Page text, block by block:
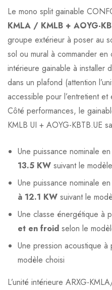
Le mono split gainable
KMLA / KMLB + AOYG-
groupe extérieur à poser au
sol ou mural à commander en
intérieure gainable à installer
dans un plafond (attention
accessible pour l’entretient
Côté performances, le
KMLB UI + AOYG-KBTB.UE
Une puissance nominale
13.5 KW suivant le
Une puissance nominale
à 12.1 KW suivant le
Une classe énergétique à
et en froid selon le
Une pression acoustique à
modèle choisi
L’unité intérieure ARXG-